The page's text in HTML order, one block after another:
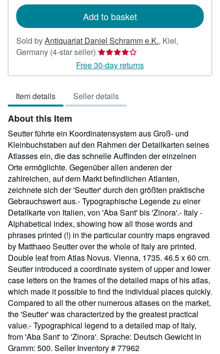
Add to basket
Sold byAntiquariat Daniel Schramm e.K., Kiel,
Germany (4-star seller) Seller
rating
4
of
5
Free 30-day returns
Item details Seller details
About this Item
Seutter führte ein Koordinatensystem aus Groß- und
Kleinbuchstaben auf den Rahmen der Detailkarten seines
Atlasses ein, die das schnelle Auffinden der einzelnen
Orte ermöglichte. Gegenüber allen anderen der
zahlreichen, auf dem Markt befindlichen Atlanten,
zeichnete sich der 'Seutter' durch den größten praktische
Gebrauchswert aus.- Typographische Legende zu einer
Detailkarte von Italien, von 'Aba Sant' bis 'Zinora'.- Italy -
Alphabetical index, showing how all those words and
phrases printed (!) in the particular country maps engraved
by Matthaeo Seutter over the whole of Italy are printed.
Double leaf from Atlas Novus. Vienna, 1735. 46.5 x 60 cm.
Seutter introduced a coordinate system of upper and lower
case letters on the frames of the detailed maps of his atlas,
which made it possible to find the individual places quickly.
Compared to all the other numerous atlases on the market,
the 'Seutter' was characterized by the greatest practical
value.- Typographical legend to a detailed map of Italy,
from 'Aba Sant' to 'Zinora'. Sprache: Deutsch Gewicht in
Gramm: 500. Seller Inventory # 77962